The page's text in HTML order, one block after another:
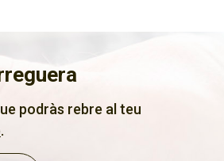
podràs rebre al teu
.